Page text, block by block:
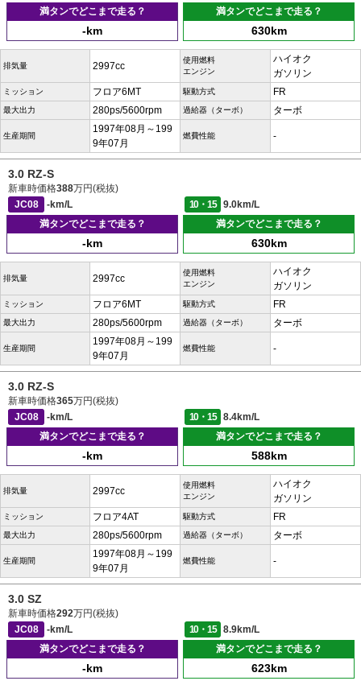
満タンでどこまで走る？
-km
満タンでどこまで走る？
630km
排気量 2997cc
使用燃料
エンジン
ハイオク
ガソリン
ミッション フロア6MT 駆動方式 FR
最大出力 280ps/5600rpm 過給器（ターボ） ターボ
生産期間
1997年08月～199
9年07月
燃費性能 -
3.0 RZ-S
新車時価格388万円(税抜)
JC08
-km/L 10・15
9.0km/L
満タンでどこまで走る？
-km
満タンでどこまで走る？
630km
排気量 2997cc
使用燃料
エンジン
ハイオク
ガソリン
ミッション フロア6MT 駆動方式 FR
最大出力 280ps/5600rpm 過給器（ターボ） ターボ
生産期間
1997年08月～199
9年07月
燃費性能 -
3.0 RZ-S
新車時価格365万円(税抜)
JC08
-km/L 10・15
8.4km/L
満タンでどこまで走る？
-km
満タンでどこまで走る？
588km
排気量 2997cc
使用燃料
エンジン
ハイオク
ガソリン
ミッション フロア4AT 駆動方式 FR
最大出力 280ps/5600rpm 過給器（ターボ） ターボ
生産期間
1997年08月～199
9年07月
燃費性能 -
3.0 SZ
新車時価格292万円(税抜)
JC08
-km/L 10・15
8.9km/L
満タンでどこまで走る？
-km
満タンでどこまで走る？
623km